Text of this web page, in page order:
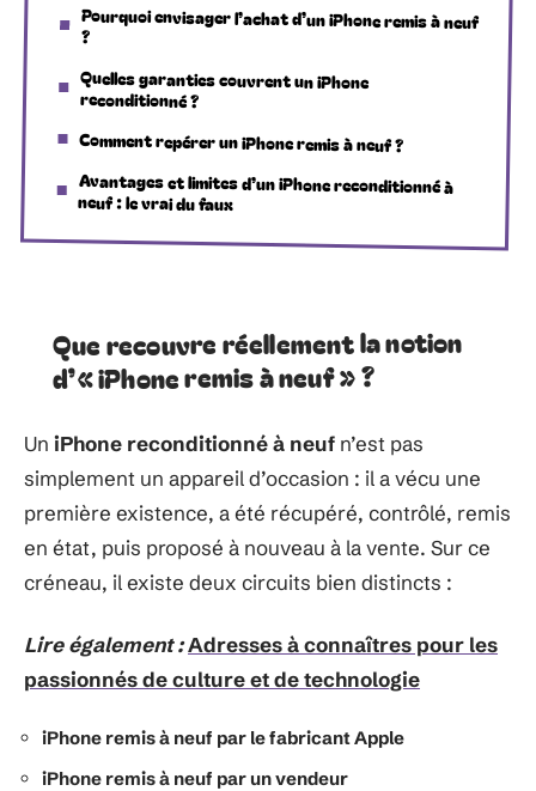
Pourquoi envisager l’achat d’un iPhone remis à neuf
?
Quelles garanties couvrent un iPhone
reconditionné ?
Comment repérer un iPhone remis à neuf ?
Avantages et limites d’un iPhone reconditionné à
neuf : le vrai du faux
Que recouvre réellement la notion
d’« iPhone remis à neuf » ?
Un iPhone reconditionné à neuf n’est pas
simplement un appareil d’occasion : il a vécu une
première existence, a été récupéré, contrôlé, remis
en état, puis proposé à nouveau à la vente. Sur ce
créneau, il existe deux circuits bien distincts :
Lire également :Adresses à connaîtres pour les
passionnés de culture et de technologie
iPhone remis à neuf par le fabricant Apple
iPhone remis à neuf par un vendeur